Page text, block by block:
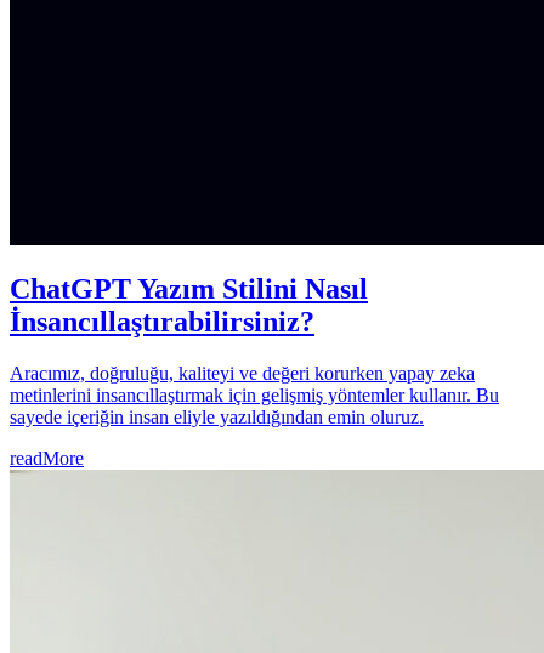
ChatGPT Yazım Stilini Nasıl
İnsancıllaştırabilirsiniz?
Aracımız, doğruluğu, kaliteyi ve değeri korurken yapay zeka
metinlerini insancıllaştırmak için gelişmiş yöntemler kullanır. Bu
sayede içeriğin insan eliyle yazıldığından emin oluruz.
readMore